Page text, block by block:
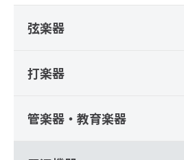
弦楽器
打楽器
管楽器・教育楽器